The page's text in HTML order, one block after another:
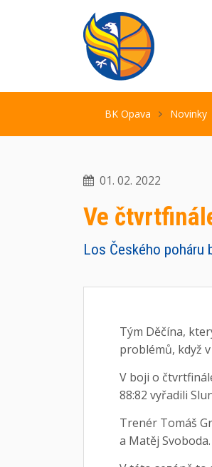
BK Opava Novinky
01. 02. 2022
Ve
Los Českého poháru
Tým Děčína,
problémů, když
V boji o
88:82 vyřadili
Trenér Tomáš
a Matěj Svoboda.